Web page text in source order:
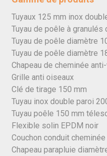
Tuyaux 125 mm inox
Tuyau de poêle à
Tuyau de poêle diamètre
Tuyau de poêle diamètre
Chapeau de cheminée
Grille anti oiseaux
Clé de tirage 150 mm
Tuyau inox double paroi
Tuyau poêle 150 mm
Flexible solin EPDM noir
Couchon conduit cheminée
Chapeau parapluie